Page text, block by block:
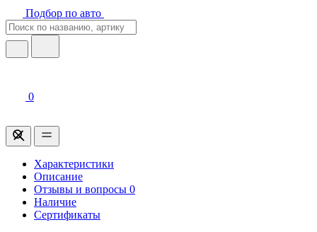
Подбор по авто
0
Характеристики
Описание
Отзывы и вопросы 0
Наличие
Сертификаты